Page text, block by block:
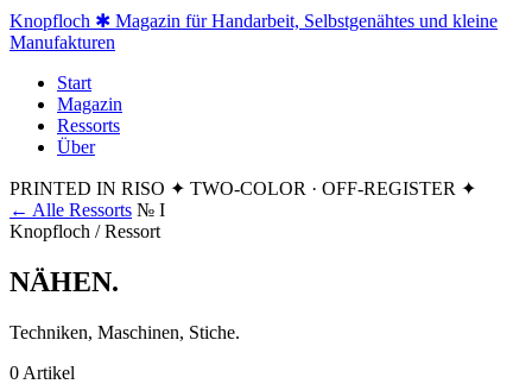
Knopfloch ✱ Magazin für Handarbeit, Selbstgenähtes und kleine
Manufakturen
Start
Magazin
Ressorts
Über
PRINTED IN RISO ✦ TWO-COLOR · OFF-REGISTER ✦
← Alle Ressorts № I
Knopfloch / Ressort
NÄHEN.
Techniken, Maschinen, Stiche.
0 Artikel